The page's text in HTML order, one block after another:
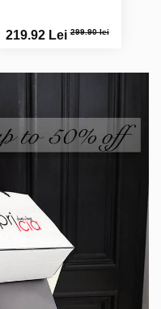
219.92 Lei299.90 lei